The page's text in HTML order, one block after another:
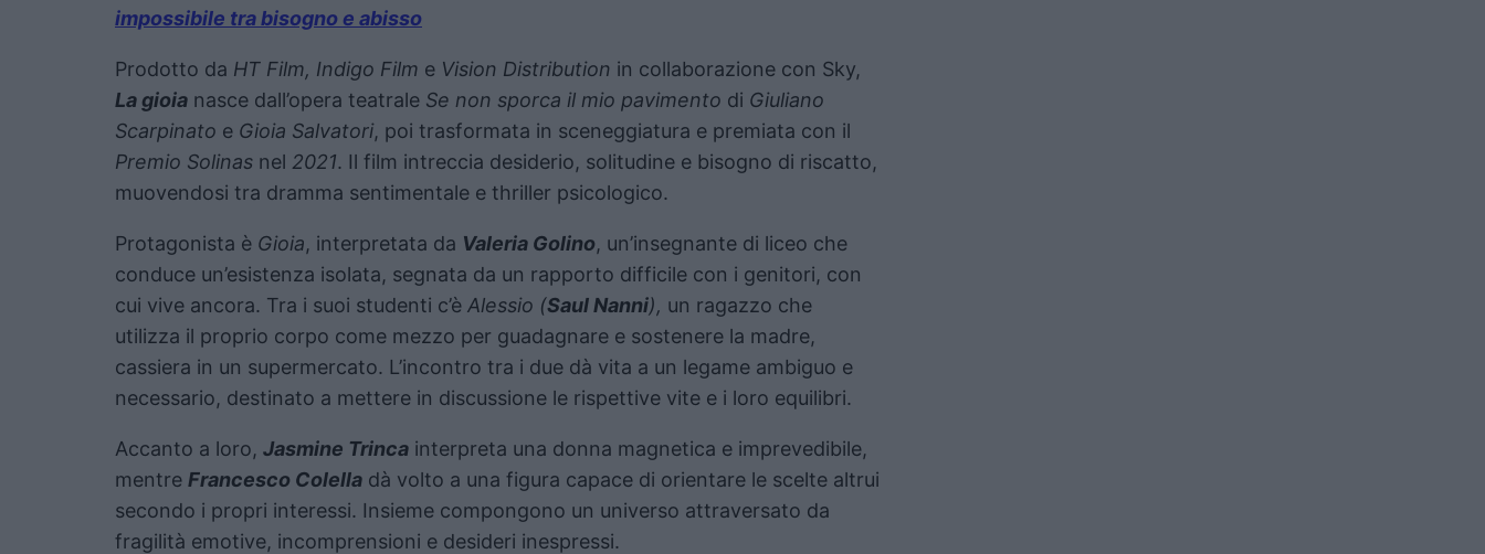
impossibile tra bisogno e abisso
Prodotto da HT Film, Indigo Film e Vision Distribution in collaborazione con Sky,
La gioia nasce dall’opera teatrale Se non sporca il mio pavimento di Giuliano
Scarpinato e Gioia Salvatori, poi trasformata in sceneggiatura e premiata con il
Premio Solinas nel 2021. Il film intreccia desiderio, solitudine e bisogno di riscatto,
muovendosi tra dramma sentimentale e thriller psicologico.
Protagonista è Gioia, interpretata da Valeria Golino, un’insegnante di liceo che
conduce un’esistenza isolata, segnata da un rapporto difficile con i genitori, con
cui vive ancora. Tra i suoi studenti c’è Alessio (Saul Nanni), un ragazzo che
utilizza il proprio corpo come mezzo per guadagnare e sostenere la madre,
cassiera in un supermercato. L’incontro tra i due dà vita a un legame ambiguo e
necessario, destinato a mettere in discussione le rispettive vite e i loro equilibri.
Accanto a loro, Jasmine Trinca interpreta una donna magnetica e imprevedibile,
mentre Francesco Colella dà volto a una figura capace di orientare le scelte altrui
secondo i propri interessi. Insieme compongono un universo attraversato da
fragilità emotive, incomprensioni e desideri inespressi.